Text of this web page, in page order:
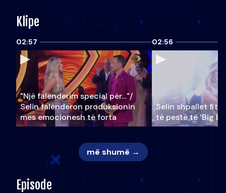
Klipe
02:57
"Një falenderim special për…"/
Selin falënderon produksionin
mes emocionesh të forta
02:56
Selin shpallet
të pestë të ‘Big
më shumë →
Episode